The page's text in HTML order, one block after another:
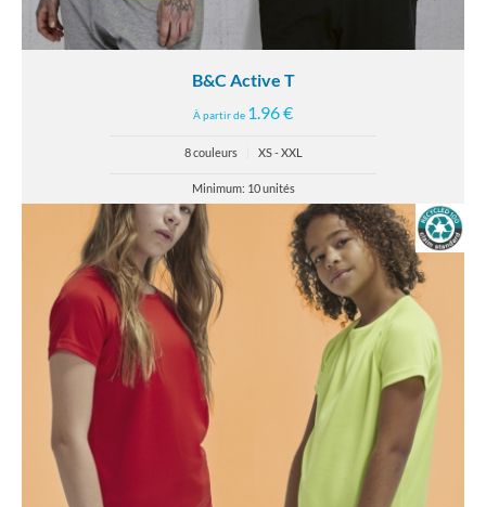
B&C Active T
À partir de 1.96 €
8 couleurs XS - XXL
Minimum: 10 unités